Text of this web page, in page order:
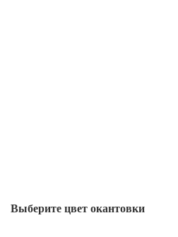
Выберите цвет окантовки